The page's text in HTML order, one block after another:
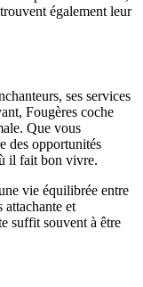
également leur
ses services
Fougères coche
Que vous
des opportunités
il fait bon vivre.
vie équilibrée entre
et
suffit souvent à être